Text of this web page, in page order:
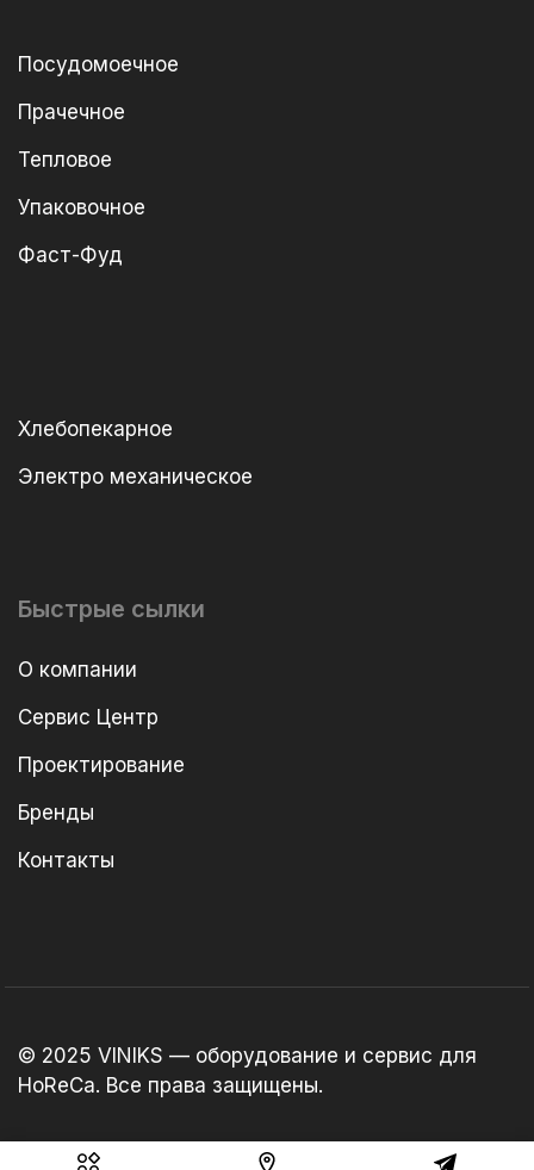
Посудомоечное
Прачечное
Тепловое
Упаковочное
Фаст-Фуд
Хлебопекарное
Электро механическое
Быстрые сылки
О компании
Сервис Центр
Проектирование
Бренды
Контакты
© 2025 VINIKS — оборудование и сервис для
HoReCa. Все права защищены.